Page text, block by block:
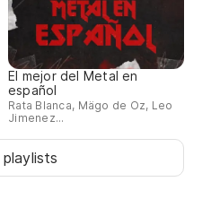
El mejor del Metal en
español
Rata Blanca, Mägo de Oz, Leo
Jimenez...